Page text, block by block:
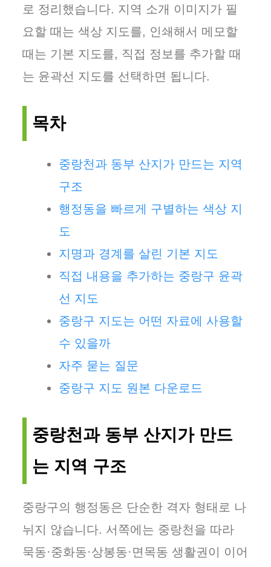
로 정리했습니다. 지역 소개 이미지가 필
요할 때는 색상 지도를, 인쇄해서 메모할
때는 기본 지도를, 직접 정보를 추가할 때
는 윤곽선 지도를 선택하면 됩니다.
목차
중랑천과 동부 산지가 만드는 지역
구조
행정동을 빠르게 구별하는 색상 지
도
지명과 경계를 살린 기본 지도
직접 내용을 추가하는 중랑구 윤곽
선 지도
중랑구 지도는 어떤 자료에 사용할
수 있을까
자주 묻는 질문
중랑구 지도 원본 다운로드
중랑천과 동부 산지가 만드
는 지역 구조
중랑구의 행정동은 단순한 격자 형태로 나
뉘지 않습니다. 서쪽에는 중랑천을 따라
묵동·중화동·상봉동·면목동 생활권이 이어